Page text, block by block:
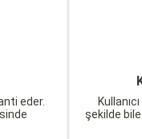
eder.
şekilde